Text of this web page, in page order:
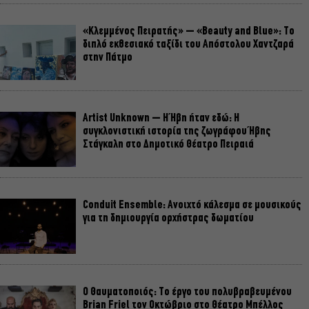
«Κλεμμένος Πειρατής» – «Beauty and Blue»: Το
διπλό εκθεσιακό ταξίδι του Απόστολου Χαντζαρά
στην Πάτμο
Artist Unknown – Η Ήβη ήταν εδώ: Η
συγκλονιστική ιστορία της ζωγράφου Ήβης
Στάγκαλη στο Δημοτικό Θέατρο Πειραιά
Conduit Ensemble: Ανοιχτό κάλεσμα σε μουσικούς
για τη δημιουργία ορχήστρας δωματίου
Ο Θαυματοποιός: Το έργο του πολυβραβευμένου
Brian Friel τον Οκτώβριο στο Θέατρο Μπέλλος